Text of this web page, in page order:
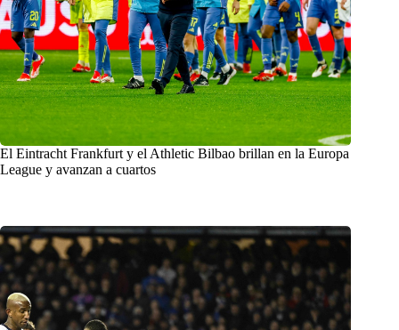
El Eintracht Frankfurt y el Athletic Bilbao brillan en la Europa
League y avanzan a cuartos